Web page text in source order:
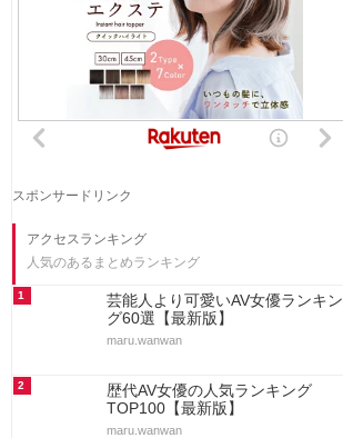
スポンサードリンク
アクセスランキング
人気のあるまとめランキング
1
芸能人より可愛いAV女優ランキン
グ60選【最新版】
maru.wanwan
2
歴代AV女優の人気ランキング
TOP100【最新版】
maru.wanwan